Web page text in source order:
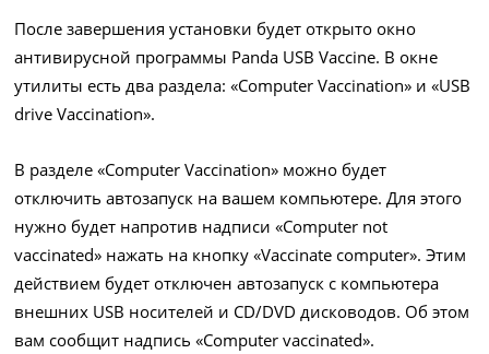
После завершения установки будет открыто окно
антивирусной программы Panda USB Vaccine. В окне
утилиты есть два раздела: «Computer Vaccination» и «USB
drive Vaccination».
В разделе «Computer Vaccination» можно будет
отключить автозапуск на вашем компьютере. Для этого
нужно будет напротив надписи «Computer not
vaccinated» нажать на кнопку «Vaccinate computer». Этим
действием будет отключен автозапуск с компьютера
внешних USB носителей и CD/DVD дисководов. Об этом
вам сообщит надпись «Computer vaccinated».